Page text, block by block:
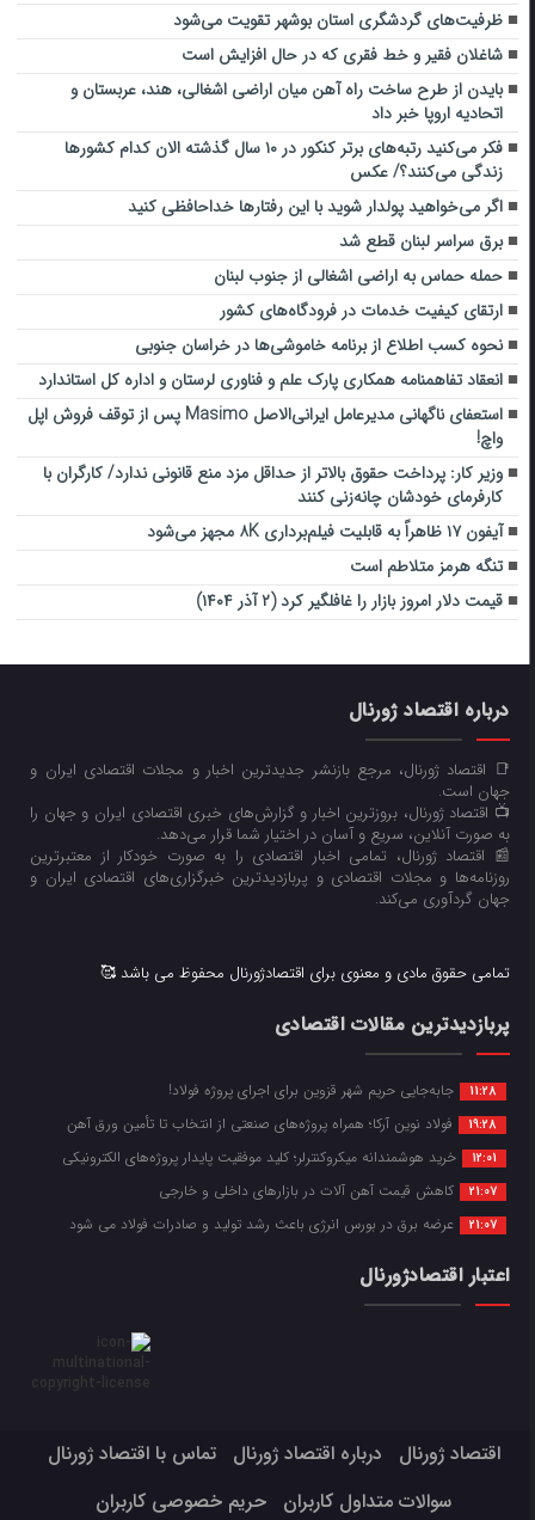
ظرفیت‌های گردشگری استان بوشهر تقویت می‌شود
شاغلان فقیر و خط فقری که در حال افزایش است
بایدن از طرح ساخت راه آهن میان اراضی اشغالی، هند، عربستان و
اتحادیه اروپا خبر داد
فکر می‌کنید رتبه‌های برتر کنکور در ۱۰ سال گذشته الان کدام کشورها
زندگی می‌کنند؟/ عکس
اگر می‌خواهید پولدار شوید با این رفتارها خداحافظی کنید
برق سراسر لبنان قطع شد
حمله حماس به اراضی اشغالی از جنوب لبنان
ارتقای کیفیت خدمات در فرودگاه‌های کشور
نحوه کسب اطلاع از برنامه خاموشی‌ها در خراسان جنوبی
انعقاد تفاهمنامه همکاری پارک علم و فناوری لرستان و اداره کل استاندارد
استعفای ناگهانی مدیرعامل ایرانی‌الاصل Masimo پس از توقف فروش اپل
واچ!
وزیر کار: پرداخت حقوق بالاتر از حداقل مزد منع قانونی ندارد/ کارگران با
کارفرمای خودشان چانه‌زنی کنند
آیفون ۱۷ ظاهراً به قابلیت فیلم‌برداری ۸K مجهز می‌شود
تنگه هرمز متلاطم است
قیمت دلار امروز بازار را غافلگیر کرد (۲ آذر ۱۴۰۴)
درباره اقتصاد ژورنال
📑 اقتصاد ژورنال، مرجع بازنشر جدیدترین اخبار و مجلات اقتصادی ایران و
جهان است.
📺 اقتصاد ژورنال، بروزترین اخبار و گزارش‌های خبری اقتصادی ایران و جهان را
به صورت آنلاین، سریع و آسان در اختیار شما قرار می‌‌دهد.
📰 اقتصاد ژورنال، تمامی اخبار اقتصادی را به صورت خودکار از معتبرترین
روزنامه‌ها و مجلات اقتصادی و پربازدیدترین خبرگزاری‌های اقتصادی ایران و
جهان گردآوری می‌کند.
تمامی حقوق مادی و معنوی برای اقتصادژورنال محفوظ می باشد 🥰
پربازدیدترین مقالات اقتصادی
11:28 جابه‌جایی حریم شهر قزوین برای اجرای پروژه فولاد!
19:28 فولاد نوین آرکا؛ همراه پروژه‌های صنعتی از انتخاب تا تأمین ورق آهن
12:01 خرید هوشمندانه میکروکنترلر؛ کلید موفقیت پایدار پروژه‌های الکترونیکی
21:07 کاهش قیمت آهن آلات در بازارهای داخلی و خارجی
21:07 عرضه برق در بورس انرژی باعث رشد تولید و صادرات فولاد می شود
اعتبار اقتصادژورنال
اقتصاد ژورنال درباره اقتصاد ژورنال
تماس با اقتصاد ژورنال
سوالات متداول کاربران
حریم خصوصی کاربران